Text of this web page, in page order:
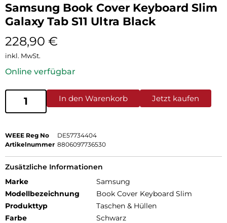
Samsung Book Cover Keyboard Slim
Galaxy Tab S11 Ultra Black
228,90 €
inkl. MwSt.
Online verfügbar
In den Warenkorb Jetzt kaufen
WEEE Reg No
DE57734404
Artikelnummer 8806097736530
Zusätzliche Informationen
Marke
Samsung
Modellbezeichnung
Book Cover Keyboard Slim
Produkttyp
Taschen & Hüllen
Farbe
Schwarz